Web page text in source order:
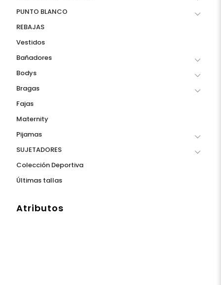
PUNTO BLANCO
REBAJAS
Vestidos
Bañadores
Bodys
Bragas
Fajas
Maternity
Pijamas
SUJETADORES
Colección Deportiva
Últimas tallas
Atributos